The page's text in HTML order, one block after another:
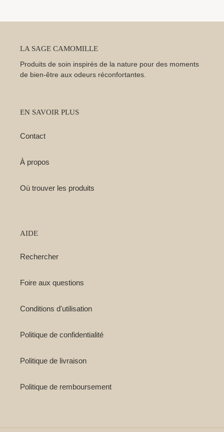
LA SAGE CAMOMILLE
Produits de soin inspirés de la nature pour des moments
de bien-être aux odeurs réconfortantes.
EN SAVOIR PLUS
Contact
À propos
Où trouver les produits
AIDE
Rechercher
Foire aux questions
Conditions d'utilisation
Politique de confidentialité
Politique de livraison
Politique de remboursement